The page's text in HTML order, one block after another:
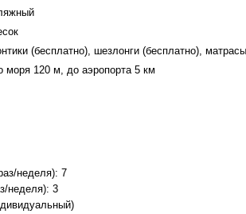
(бесплатно), шезлонги (бесплатно),
моря 120 м, до аэропорта 5 км
неделя): 7
неделя): 3